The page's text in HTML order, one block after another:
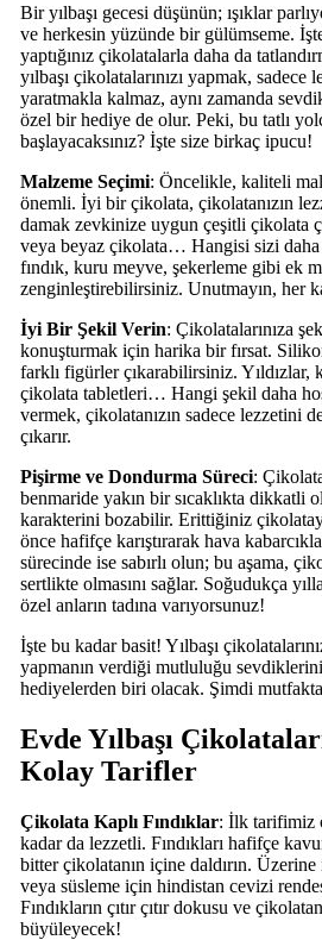
Bir yılbaşı gecesi düşünün; ışıklar
ve herkesin yüzünde bir gülümseme.
yaptığınız çikolatalarla daha da
yılbaşı çikolatalarınızı yapmak, sadece
yaratmakla kalmaz, aynı zamanda
özel bir hediye de olur. Peki, bu tatlı
başlayacaksınız? İşte size birkaç ipucu!
Malzeme Seçimi: Öncelikle, kaliteli
önemli. İyi bir çikolata, çikolatanızın
damak zevkinize uygun çeşitli çikolata
veya beyaz çikolata… Hangisi sizi daha
fındık, kuru meyve, şekerleme gibi ek
zenginleştirebilirsiniz. Unutmayın, her
İyi Bir Şekil Verin: Çikolatalarınıza
konuşturmak için harika bir fırsat.
farklı figürler çıkarabilirsiniz. Yıldızlar,
çikolata tabletleri… Hangi şekil daha
vermek, çikolatanızın sadece lezzetini
çıkarır.
Pişirme ve Dondurma Süreci:
benmaride yakın bir sıcaklıkta dikkatli
karakterini bozabilir. Erittiğiniz
önce hafifçe karıştırarak hava
sürecinde ise sabırlı olun; bu aşama,
sertlikte olmasını sağlar. Soğudukça
özel anların tadına varıyorsunuz!
İşte bu kadar basit! Yılbaşı
yapmanın verdiği mutluluğu
hediyelerden biri olacak. Şimdi
Evde Yılbaşı
Kolay Tarifler
Çikolata Kaplı Fındıklar: İlk tarifimiz
kadar da lezzetli. Fındıkları hafifçe
bitter çikolatanın içine daldırın.
veya süsleme için hindistan cevizi
Fındıkların çıtır çıtır dokusu ve
büyüleyecek!